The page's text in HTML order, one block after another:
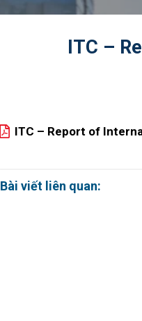
ITC –
ITC – Report of
Bài viết liên quan: